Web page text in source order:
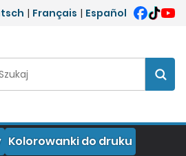
| Français | Español
Kolorowanki do druku